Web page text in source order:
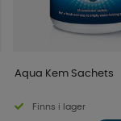
Aqua Kem Sachets
Finns i lager